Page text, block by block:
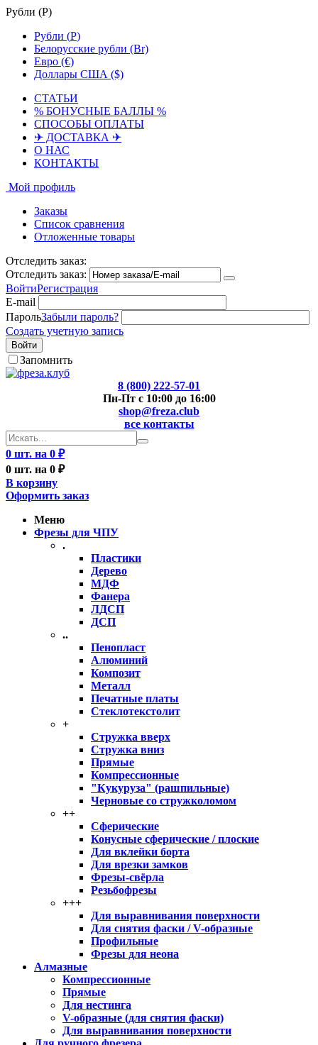
Рубли (Р)
Рубли (Р)
Белорусские рубли (Br)
Евро (€)
Доллары США ($)
СТАТЬИ
% БОНУСНЫЕ БАЛЛЫ %
СПОСОБЫ ОПЛАТЫ
✈ ДОСТАВКА ✈
О НАС
КОНТАКТЫ
Мой профиль
Заказы
Список сравнения
Отложенные товары
Отследить заказ:
Отследить заказ:
ВойтиРегистрация
E-mail
ПарольЗабыли пароль?
Создать учетную запись
Войти
Запомнить
8 (800) 222-57-01
Пн-Пт с 10:00 до 16:00
shop@freza.club
все контакты
0 шт. на 0 ₽
0 шт. на 0 ₽
В корзину
Оформить заказ
Меню
Фрезы для ЧПУ
.
Пластики
Дерево
МДФ
Фанера
ЛДСП
ДСП
..
Пенопласт
Алюминий
Композит
Металл
Печатные платы
Стеклотекстолит
+
Стружка вверх
Стружка вниз
Прямые
Компрессионные
"Кукуруза" (рашпильные)
Черновые со стружколомом
++
Сферические
Конусные сферические / плоские
Для вклейки борта
Для врезки замков
Фрезы-свёрла
Резьбофрезы
+++
Для выравнивания поверхности
Для снятия фаски / V-образные
Профильные
Фрезы для неона
Алмазные
Компрессионные
Прямые
Для нестинга
V-образные (для снятия фаски)
Для выравнивания поверхности